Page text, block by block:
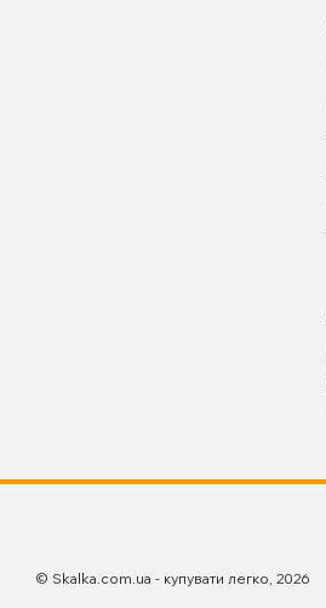
© Skalka.com.ua - купувати легко, 2026